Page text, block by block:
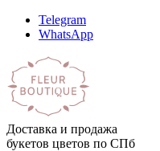
Telegram
WhatsApp
Доставка и продажа
букетов цветов по СПб